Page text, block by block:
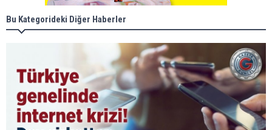
Bu Kategorideki Diğer Haberler